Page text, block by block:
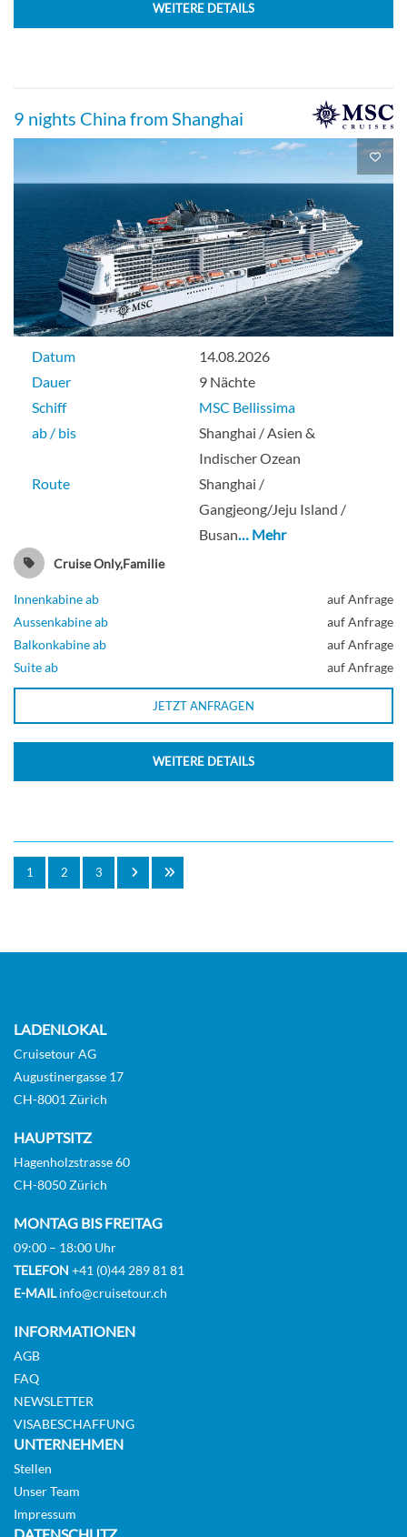
WEITERE DETAILS
9 nights China from Shanghai
Datum
14.08.2026
Dauer
9 Nächte
Schiff
MSC Bellissima
ab / bis
Shanghai / Asien &
Indischer Ozean
Route
Shanghai /
Gangjeong/Jeju Island /
Busan… Mehr
Cruise Only,Familie
Innenkabine ab
auf Anfrage
Aussenkabine ab
auf Anfrage
Balkonkabine ab
auf Anfrage
Suite ab
auf Anfrage
JETZT ANFRAGEN
WEITERE DETAILS
1 2 3
LADENLOKAL
Cruisetour AG
Augustinergasse 17
CH-8001 Zürich
HAUPTSITZ
Hagenholzstrasse 60
CH-8050 Zürich
MONTAG BIS FREITAG
09:00 – 18:00 Uhr
TELEFON +41 (0)44 289 81 81
E-MAILinfo@cruisetour.ch
INFORMATIONEN
AGB
FAQ
NEWSLETTER
VISABESCHAFFUNG
UNTERNEHMEN
Stellen
Unser Team
Impressum